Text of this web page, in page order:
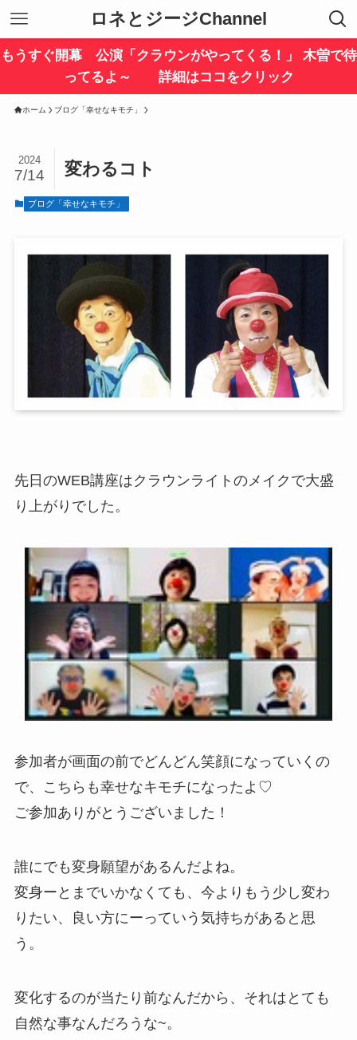
ロネとジージChannel
もうすぐ開幕 公演「クラウンがやってくる！」 木曽で待
ってるよ～ 詳細はココをクリック
ホーム ブログ「幸せなキモチ」
変わるコト
2024
7/14
ブログ「幸せなキモチ」
先日のWEB講座はクラウンライトのメイクで大盛
り上がりでした。
参加者が画面の前でどんどん笑顔になっていくの
で、こちらも幸せなキモチになったよ♡
ご参加ありがとうございました！
誰にでも変身願望があるんだよね。
変身ーとまでいかなくても、今よりもう少し変わ
りたい、良い方にーっていう気持ちがあると思
う。
変化するのが当たり前なんだから、それはとても
自然な事なんだろうな~。